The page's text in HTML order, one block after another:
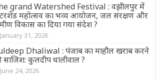
grand Watershed Festival : वझीलपुर में
महोत्सव का भव्य आयोजन, जल संरक्षण और
विकास का दिया गया संदेश ?
January 31, 2026
Dhaliwal : पंजाब का माहौल खराब करने
साजिश: कुलदीप धालीवाल ?
June 24, 2026